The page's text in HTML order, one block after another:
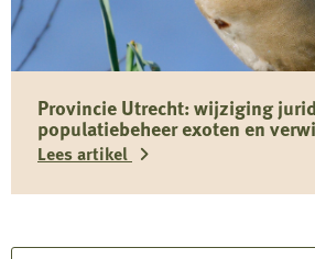
informatie
over
Toxocara
(canis)
wilde
zwijnen
Provincie Utrecht: wijziging
populatiebeheer exoten en
Lees artikel